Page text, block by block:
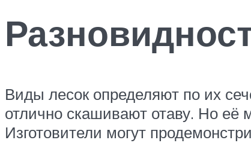
Виды лесок определяют по их
отлично скашивают отаву. Но
Изготовители могут